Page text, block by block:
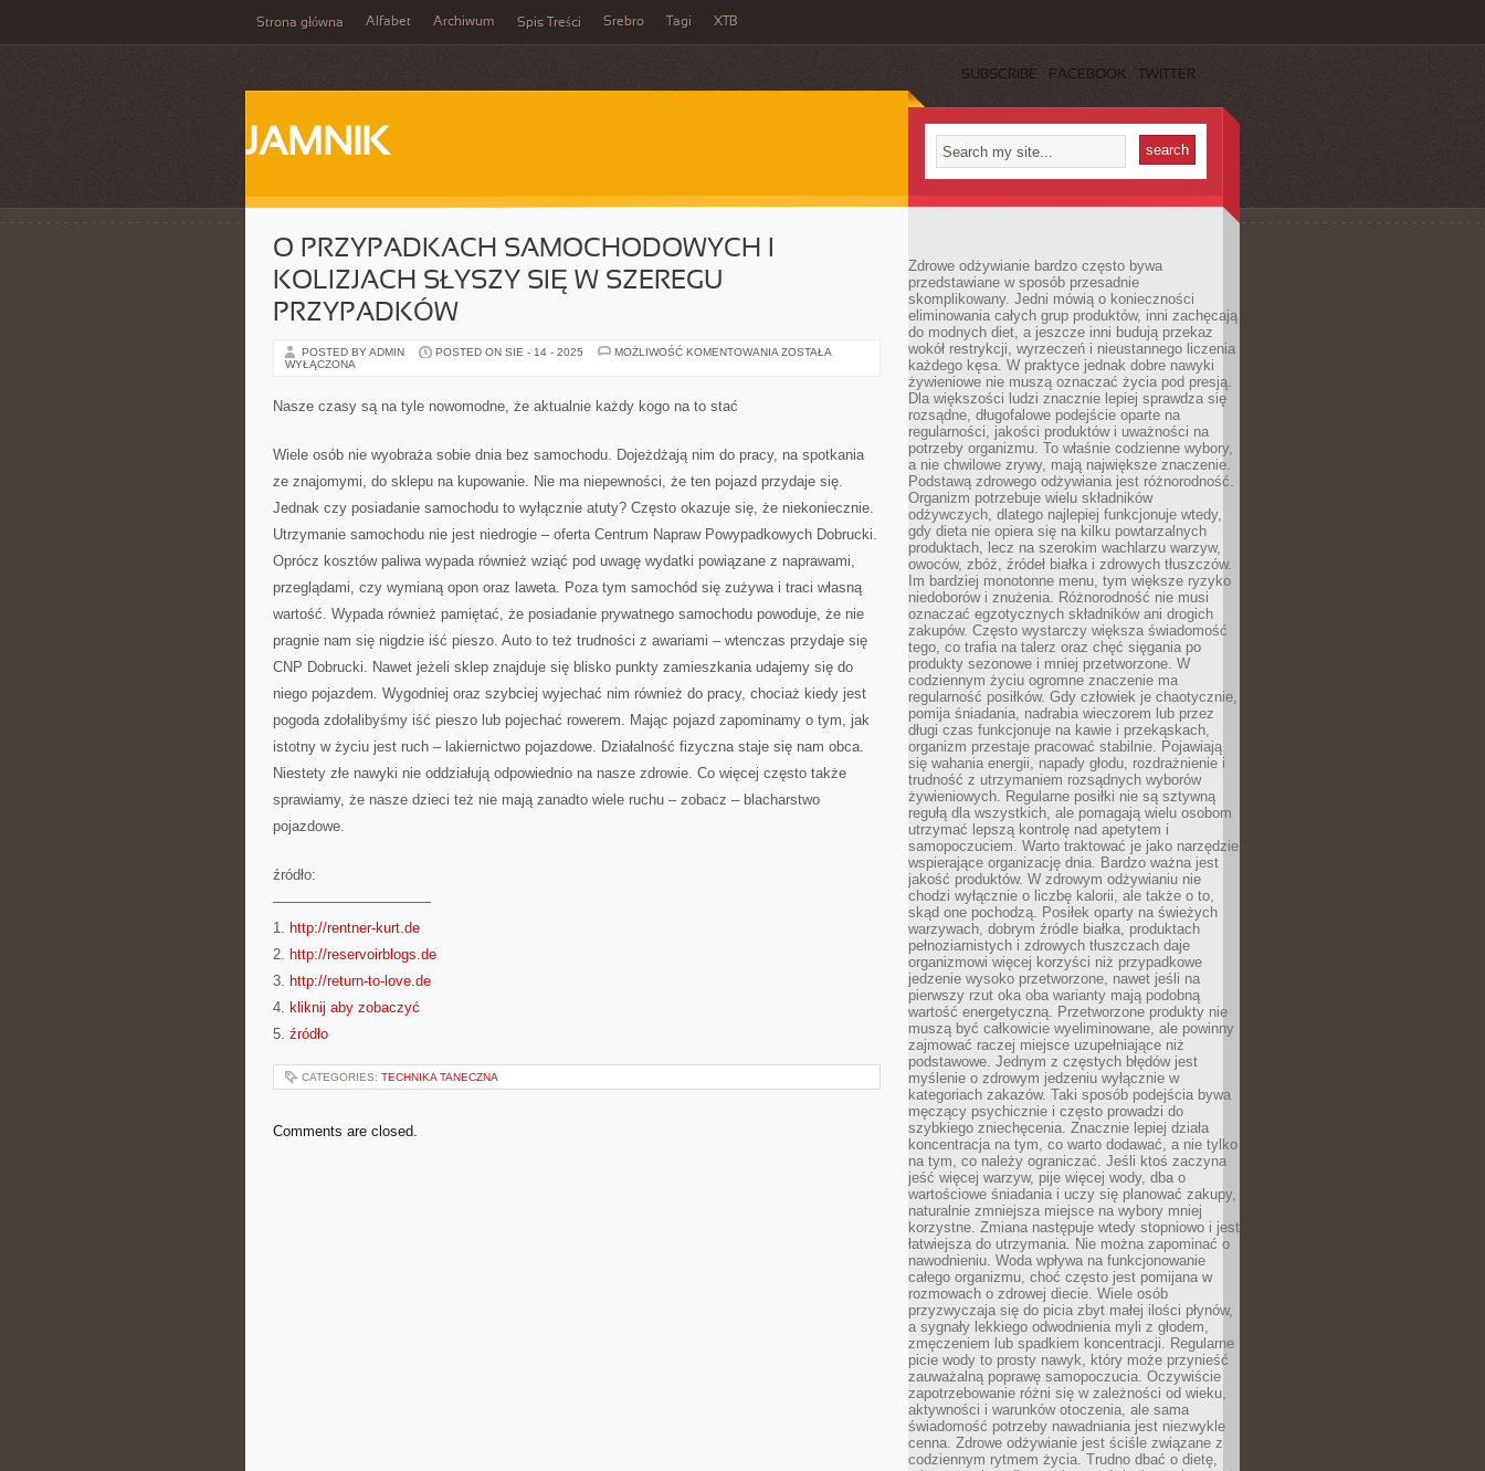
Strona główna Alfabet Archiwum Spis Treści Srebro Tagi XTB
SUBSCRIBE FACEBOOK TWITTER
JAMNIK
O PRZYPADKACH SAMOCHODOWYCH I
KOLIZJACH SŁYSZY SIĘ W SZEREGU
PRZYPADKÓW
POSTED BY ADMIN POSTED ON SIE - 14 - 2025 MOŻLIWOŚĆ KOMENTOWANIA O
SZEREGU
PRZYPADKÓW
ZOSTAŁA
WYŁĄCZONA
Nasze czasy są na tyle nowomodne, że aktualnie każdy kogo na to stać
Wiele osób nie wyobraża sobie dnia bez samochodu. Dojeżdżają nim do pracy, na spotkania
ze znajomymi, do sklepu na kupowanie. Nie ma niepewności, że ten pojazd przydaje się.
Jednak czy posiadanie samochodu to wyłącznie atuty? Często okazuje się, że niekoniecznie.
Utrzymanie samochodu nie jest niedrogie – oferta Centrum Napraw Powypadkowych Dobrucki.
Oprócz kosztów paliwa wypada również wziąć pod uwagę wydatki powiązane z naprawami,
przeglądami, czy wymianą opon oraz laweta. Poza tym samochód się zużywa i traci własną
wartość. Wypada również pamiętać, że posiadanie prywatnego samochodu powoduje, że nie
pragnie nam się nigdzie iść pieszo. Auto to też trudności z awariami – wtenczas przydaje się
CNP Dobrucki. Nawet jeżeli sklep znajduje się blisko punkty zamieszkania udajemy się do
niego pojazdem. Wygodniej oraz szybciej wyjechać nim również do pracy, chociaż kiedy jest
pogoda zdołalibyśmy iść pieszo lub pojechać rowerem. Mając pojazd zapominamy o tym, jak
istotny w życiu jest ruch – lakiernictwo pojazdowe. Działalność fizyczna staje się nam obca.
Niestety złe nawyki nie oddziałują odpowiednio na nasze zdrowie. Co więcej często także
sprawiamy, że nasze dzieci też nie mają zanadto wiele ruchu – zobacz – blacharstwo
pojazdowe.
źródło:
———————————
1. http://rentner-kurt.de
2. http://reservoirblogs.de
3. http://return-to-love.de
4. kliknij aby zobaczyć
5. źródło
CATEGORIES: TECHNIKA TANECZNA
Comments are closed.
Zdrowe odżywianie bardzo często bywa
przedstawiane w sposób przesadnie
skomplikowany. Jedni mówią o konieczności
eliminowania całych grup produktów, inni zachęcają
do modnych diet, a jeszcze inni budują przekaz
wokół restrykcji, wyrzeczeń i nieustannego liczenia
każdego kęsa. W praktyce jednak dobre nawyki
żywieniowe nie muszą oznaczać życia pod presją.
Dla większości ludzi znacznie lepiej sprawdza się
rozsądne, długofalowe podejście oparte na
regularności, jakości produktów i uważności na
potrzeby organizmu. To właśnie codzienne wybory,
a nie chwilowe zrywy, mają największe znaczenie.
Podstawą zdrowego odżywiania jest różnorodność.
Organizm potrzebuje wielu składników
odżywczych, dlatego najlepiej funkcjonuje wtedy,
gdy dieta nie opiera się na kilku powtarzalnych
produktach, lecz na szerokim wachlarzu warzyw,
owoców, zbóż, źródeł białka i zdrowych tłuszczów.
Im bardziej monotonne menu, tym większe ryzyko
niedoborów i znużenia. Różnorodność nie musi
oznaczać egzotycznych składników ani drogich
zakupów. Często wystarczy większa świadomość
tego, co trafia na talerz oraz chęć sięgania po
produkty sezonowe i mniej przetworzone. W
codziennym życiu ogromne znaczenie ma
regularność posiłków. Gdy człowiek je chaotycznie,
pomija śniadania, nadrabia wieczorem lub przez
długi czas funkcjonuje na kawie i przekąskach,
organizm przestaje pracować stabilnie. Pojawiają
się wahania energii, napady głodu, rozdrażnienie i
trudność z utrzymaniem rozsądnych wyborów
żywieniowych. Regularne posiłki nie są sztywną
regułą dla wszystkich, ale pomagają wielu osobom
utrzymać lepszą kontrolę nad apetytem i
samopoczuciem. Warto traktować je jako narzędzie
wspierające organizację dnia. Bardzo ważna jest
jakość produktów. W zdrowym odżywianiu nie
chodzi wyłącznie o liczbę kalorii, ale także o to,
skąd one pochodzą. Posiłek oparty na świeżych
warzywach, dobrym źródle białka, produktach
pełnoziarnistych i zdrowych tłuszczach daje
organizmowi więcej korzyści niż przypadkowe
jedzenie wysoko przetworzone, nawet jeśli na
pierwszy rzut oka oba warianty mają podobną
wartość energetyczną. Przetworzone produkty nie
muszą być całkowicie wyeliminowane, ale powinny
zajmować raczej miejsce uzupełniające niż
podstawowe. Jednym z częstych błędów jest
myślenie o zdrowym jedzeniu wyłącznie w
kategoriach zakazów. Taki sposób podejścia bywa
męczący psychicznie i często prowadzi do
szybkiego zniechęcenia. Znacznie lepiej działa
koncentracja na tym, co warto dodawać, a nie tylko
na tym, co należy ograniczać. Jeśli ktoś zaczyna
jeść więcej warzyw, pije więcej wody, dba o
wartościowe śniadania i uczy się planować zakupy,
naturalnie zmniejsza miejsce na wybory mniej
korzystne. Zmiana następuje wtedy stopniowo i jest
łatwiejsza do utrzymania. Nie można zapominać o
nawodnieniu. Woda wpływa na funkcjonowanie
całego organizmu, choć często jest pomijana w
rozmowach o zdrowej diecie. Wiele osób
przyzwyczaja się do picia zbyt małej ilości płynów,
a sygnały lekkiego odwodnienia myli z głodem,
zmęczeniem lub spadkiem koncentracji. Regularne
picie wody to prosty nawyk, który może przynieść
zauważalną poprawę samopoczucia. Oczywiście
zapotrzebowanie różni się w zależności od wieku,
aktywności i warunków otoczenia, ale sama
świadomość potrzeby nawadniania jest niezwykle
cenna. Zdrowe odżywianie jest ściśle związane z
codziennym rytmem życia. Trudno dbać o dietę,